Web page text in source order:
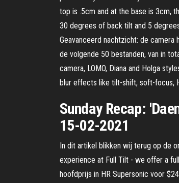
top is .5cm and at the base is 3cm,
30 degrees of back tilt and 5
Geavanceerd nachtzicht: de
de volgende 50 bestanden, van in
camera, LOMO, Diana and Holga
blur effects like tilt-shift, soft-focus,
Sunday Recap:
15-02-2021
In dit artikel blikken wij terug op de
experience at Full Tilt - we offer a
hoofdprijs in HR Supersonic voor